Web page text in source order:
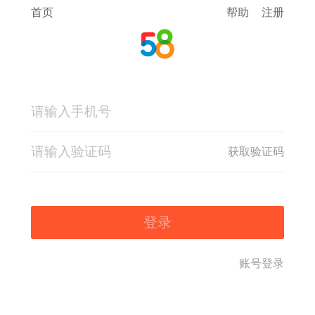
首页 帮助 注册
获取验证码
登录
账号登录